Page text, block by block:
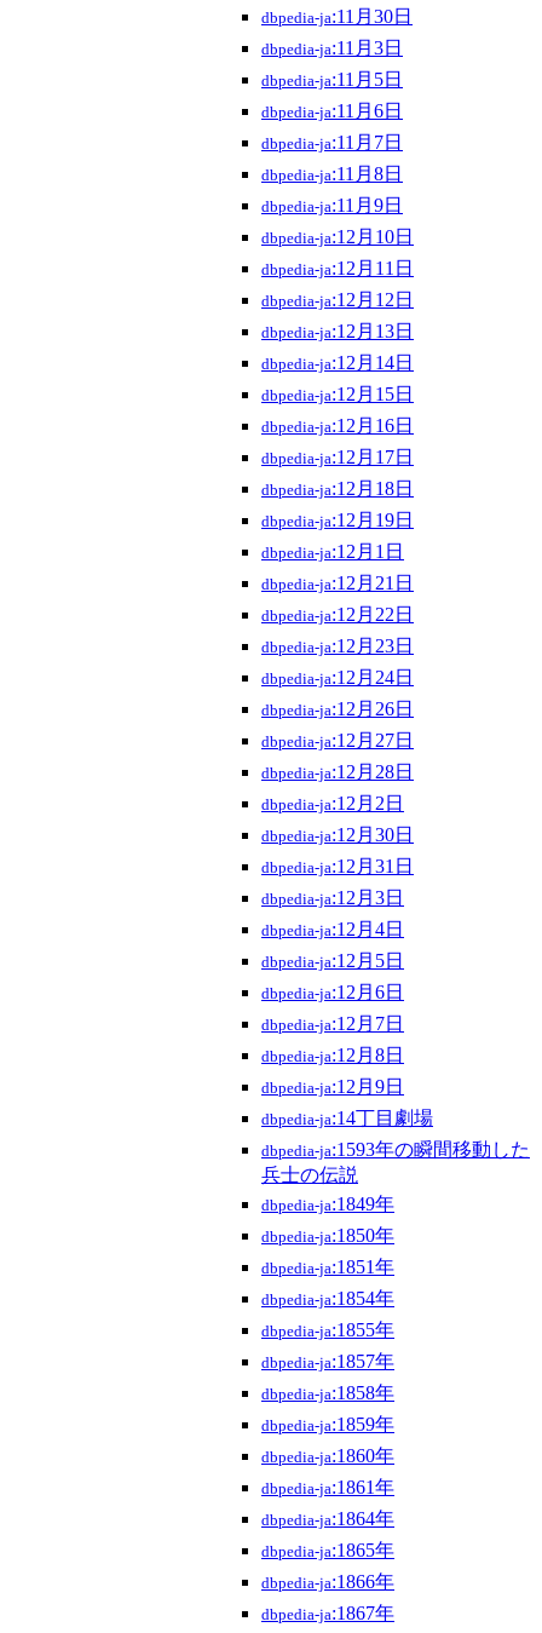
dbpedia-ja:11月30日
dbpedia-ja:11月3日
dbpedia-ja:11月5日
dbpedia-ja:11月6日
dbpedia-ja:11月7日
dbpedia-ja:11月8日
dbpedia-ja:11月9日
dbpedia-ja:12月10日
dbpedia-ja:12月11日
dbpedia-ja:12月12日
dbpedia-ja:12月13日
dbpedia-ja:12月14日
dbpedia-ja:12月15日
dbpedia-ja:12月16日
dbpedia-ja:12月17日
dbpedia-ja:12月18日
dbpedia-ja:12月19日
dbpedia-ja:12月1日
dbpedia-ja:12月21日
dbpedia-ja:12月22日
dbpedia-ja:12月23日
dbpedia-ja:12月24日
dbpedia-ja:12月26日
dbpedia-ja:12月27日
dbpedia-ja:12月28日
dbpedia-ja:12月2日
dbpedia-ja:12月30日
dbpedia-ja:12月31日
dbpedia-ja:12月3日
dbpedia-ja:12月4日
dbpedia-ja:12月5日
dbpedia-ja:12月6日
dbpedia-ja:12月7日
dbpedia-ja:12月8日
dbpedia-ja:12月9日
dbpedia-ja:14丁目劇場
dbpedia-ja:1593年の瞬間移動した
兵士の伝説
dbpedia-ja:1849年
dbpedia-ja:1850年
dbpedia-ja:1851年
dbpedia-ja:1854年
dbpedia-ja:1855年
dbpedia-ja:1857年
dbpedia-ja:1858年
dbpedia-ja:1859年
dbpedia-ja:1860年
dbpedia-ja:1861年
dbpedia-ja:1864年
dbpedia-ja:1865年
dbpedia-ja:1866年
dbpedia-ja:1867年